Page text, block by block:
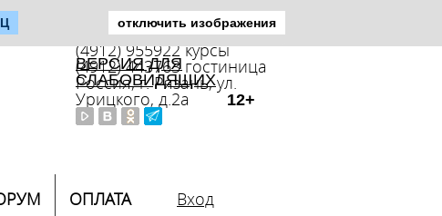
Ц отключить изображения
12+
ВЕРСИЯ ДЛЯ
СЛАБОВИДЯЩИХ
(4912) 446392 приемная
(4912) 955922 курсы
(4912) 443763 гостиница
Россия, г. Рязань, ул.
Урицкого, д.2а
ОПЛАТА Вход